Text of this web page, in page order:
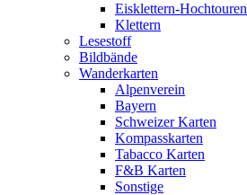
Eisklettern-Hochtouren
Klettern
Lesestoff
Bildbände
Wanderkarten
Alpenverein
Bayern
Schweizer Karten
Kompasskarten
Tabacco Karten
F&B Karten
Sonstige